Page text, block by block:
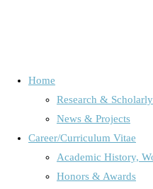
Home
Research &
News & Projects
Career/Curriculum Vitae
Academic History,
Honors & Awards
Schlagwort:
Posts tagged "Rainforest"